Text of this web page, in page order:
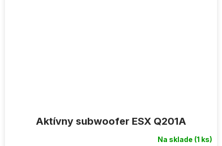
Aktívny subwoofer ESX Q201A
Na sklade (1 ks)